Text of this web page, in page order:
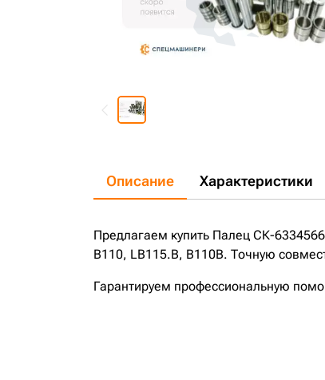
Описание Характеристики
Предлагаем купить Палец СК-
B110, LB115.B, B110B. Точную
Гарантируем профессиональную